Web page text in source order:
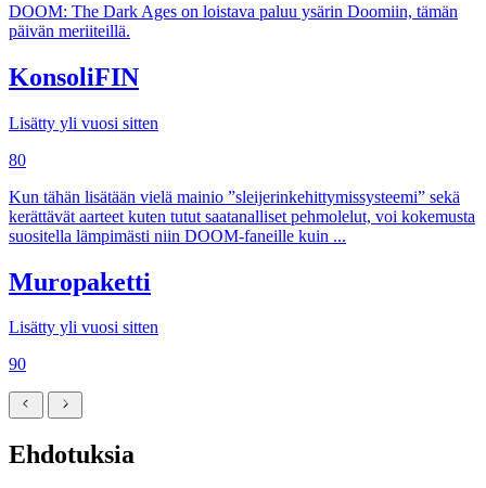
DOOM: The Dark Ages on loistava paluu ysärin Doomiin, tämän
päivän meriiteillä.
KonsoliFIN
Lisätty yli vuosi sitten
80
Kun tähän lisätään vielä mainio ”sleijerinkehittymissysteemi” sekä
kerättävät aarteet kuten tutut saatanalliset pehmolelut, voi kokemusta
suositella lämpimästi niin DOOM-faneille kuin ...
Muropaketti
Lisätty yli vuosi sitten
90
Ehdotuksia